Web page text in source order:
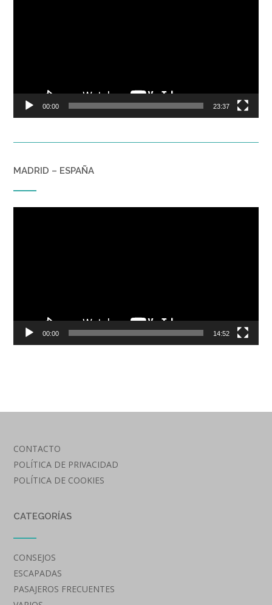
00:00 23:37
MADRID – ESPAÑA
00:00 14:52
CONTACTO
POLÍTICA DE PRIVACIDAD
POLÍTICA DE COOKIES
CATEGORÍAS
CONSEJOS
ESCAPADAS
PASAJEROS FRECUENTES